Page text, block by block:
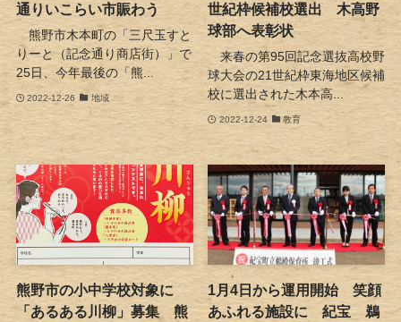
通りいこらい市賑わう
熊野市木本町の「三尺玉すと
りーと（記念通り商店街）」で
25日、今年最後の「熊...
2022-12-26 地域
世紀枠候補校選出 木高野
球部へ表彰状
来春の第95回記念選抜高校野
球大会の21世紀枠東海地区候補
校に選出された木本高...
2022-12-24 教育
熊野市の小中学校対象に
「あるある川柳」募集 熊
1月4日から運用開始 笑顔
あふれる施設に 紀宝 鵜